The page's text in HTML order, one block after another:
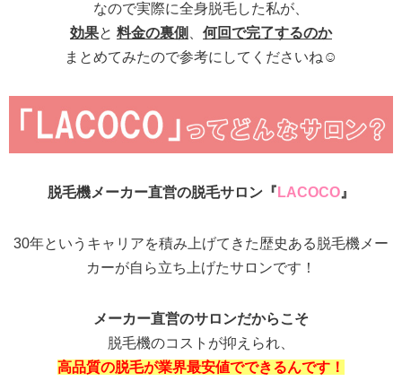
なので実際に全身脱毛した私が、
効果と 料金の裏側
何回で完了するのか
まとめてみたので参考にしてくださいね☺
脱毛機メーカー直営の脱毛サロン『 LACOCO 』
30年というキャリアを積み上げてきた歴史ある脱毛機メー
カーが自ら立ち上げたサロンです！
メーカー直営のサロンだからこそ
脱毛機のコストが抑えられ、
高品質の脱毛が業界最安値でできるんです！